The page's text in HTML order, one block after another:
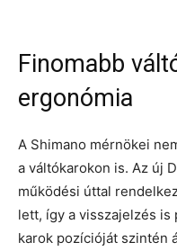
Finomabb
ergonómia
A Shimano mérnökei
a váltókarokon is. Az új
működési úttal
lett, így a visszajelzés is
karok pozícióját szintén